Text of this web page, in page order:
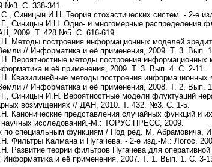
С. 338-341.
Синицын И.Н. Теория стохастических систем. - 2-е
Синицын И.Н. Одно- и многомерные распределения
2009. Т. 428.№5. С. 616-619.
Методы построения информационных моделей
// Информатика и её применения, 2009. Т. 3. Вып.
Вероятностные методы построения информационных
и её применения, 2009. Т. 3. Вып. 4. С. 2-11.
Квазилинейные методы построения информационных
// Информатика и её применения, 2008. Т. 2. Вып.
Синицын И.Н. Вероятностные модели флуктуаций
возмущениях // ДАН, 2010. Т. 432. №3. С. 1-5.
Канонические представления случайных функций и
научных исследований.-М.: ТОРУС ПРЕСС, 2009.
по специальным функциям / Под ред. М. Абрамовича,
Фильтры Калмана и Пугачева. - 2-е изд.-М.: Логос,
Развитие теории фильтров Пугачева для
Информатика и её применения, 2007. Т. 1. Вып. 1. С. 3-